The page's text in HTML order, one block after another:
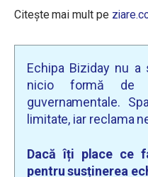
Citește mai mult pe
Echipa Biziday nu
nicio formă de
guvernamentale.
limitate, iar reclama
Dacă îți place ce
pentru susținerea